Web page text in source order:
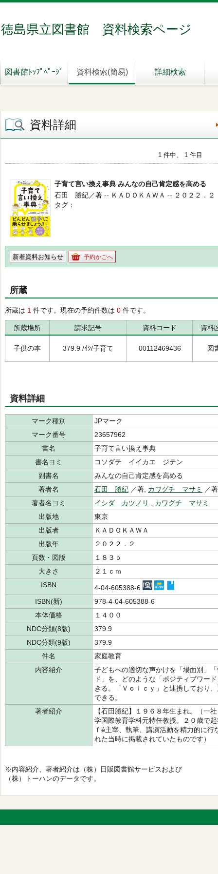
徳島県立図書館 資料検索ページ
図書館ﾄｯﾌﾟﾍﾟｰｼﾞ 資料検索(簡易) 詳細検索
資料詳細
1 件中、 1 件目
子育て言い換え事典 みんなの自己肯定感を高める
石田 勝紀／著 -- ＫＡＤＯＫＡＷＡ -- ２０２２．２
タグ
新着資料お知らせ 予約かごへ
所蔵
所蔵は 1 件です。現在の予約件数は 0 件です。
所蔵場所 請求記号 資料コード 資料
子供の本 379.9 /ｲｼ/子育て 00112469436 図
資料詳細
マーク種別
JPマーク
マーク番号
23657962
書名
子育て言い換え事典
書名ヨミ
コソダテ イイカエ ジテン
副書名
みんなの自己肯定感を高める
著者名
石田 勝紀 ／著, カワグチ マサミ
／
著者名ヨミ
イシダ カツノリ
カワグチ マサミ
出版地
東京
出版者
ＫＡＤＯＫＡＷＡ
出版年
２０２２．２
頁数・図版
１８３ｐ
大きさ
２１ｃｍ
ISBN
4-04-605388-6
ISBN(新)
978-4-04-605388-6
本体価格
１４００
NDC分類(8版)
379.9
NDC分類(9版)
379.9
件名
家庭教育
内容紹介
子どもへの適切な声かけを「場面別」
ド」を、どのような「ポジティブワー
きる。「Ｖｏｉｃｙ」と連携しており
できる。
著者紹介
【石田勝紀】１９６８年生まれ。（一
学国際教育学科元特任教授。２０歳で
ｆé主宰、執筆、講演活動を精力的に
れた当時に掲載されていたものです）
※内容紹介、著者紹介は（株）日販図書館サービスおよび
（株）トーハンのデータです。